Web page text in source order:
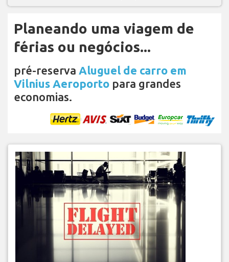
Planeando uma viagem de
férias ou negócios...
pré-reserva Aluguel de carro em
Vilnius Aeroporto para grandes
economias.